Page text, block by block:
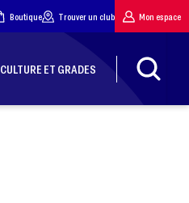
Boutique Trouver un club Mon espace
CULTURE ET GRADES